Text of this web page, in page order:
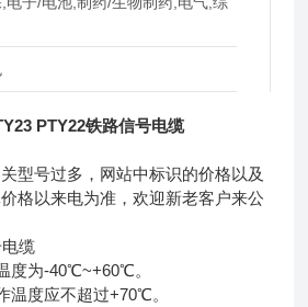
PTY22铁路信号电缆
型号过多，网站中标识的价格以及
格以来电为准，欢迎新老客户来公
缆
度为-40℃~+60℃。
温度应不超过+70℃。